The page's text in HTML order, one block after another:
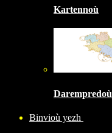
Kartennoù
Darempredoù
Binvioù yezh